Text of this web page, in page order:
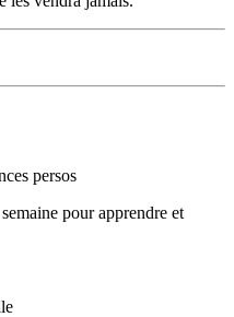
persos
pour apprendre et